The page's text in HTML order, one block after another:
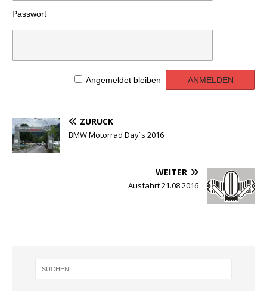
Passwort
Angemeldet bleiben
ZURÜCK
BMW Motorrad Day´s 2016
WEITER
Ausfahrt 21.08.2016